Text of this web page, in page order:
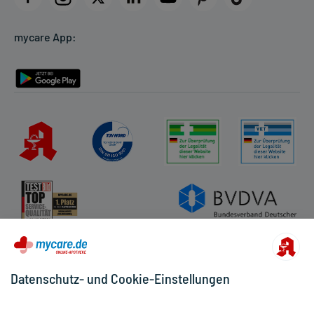
Rückgabe/Widerruf
mycare App:
Datenschutz- und Cookie-Einstellungen